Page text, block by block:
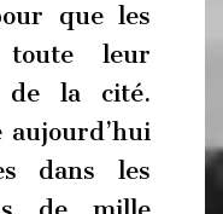
que les
toute leur
de la cité.
aujourd’hui
dans les